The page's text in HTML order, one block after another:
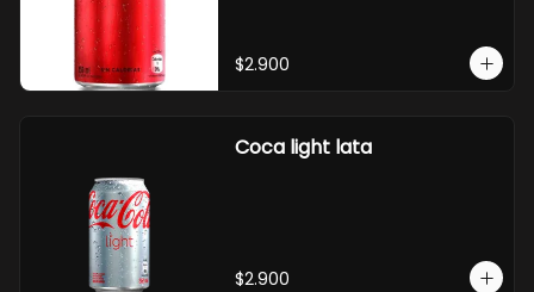
$2.900
Coca light lata
$2.900